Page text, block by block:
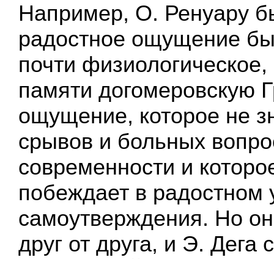
Например, О. Ренуару
радостное ощущение
почти
памяти догомеровскую
ощущение, которое не
срывов и больных
современности и
побеждает в радостном
самоутверждения. Но
друг от друга, и Э. Дега